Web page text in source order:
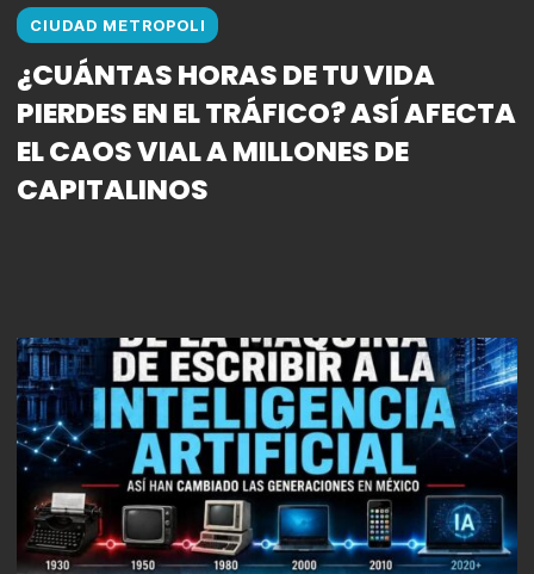
CIUDAD METROPOLI
¿CUÁNTAS HORAS DE TU VIDA
PIERDES EN EL TRÁFICO? ASÍ AFECTA
EL CAOS VIAL A MILLONES DE
CAPITALINOS